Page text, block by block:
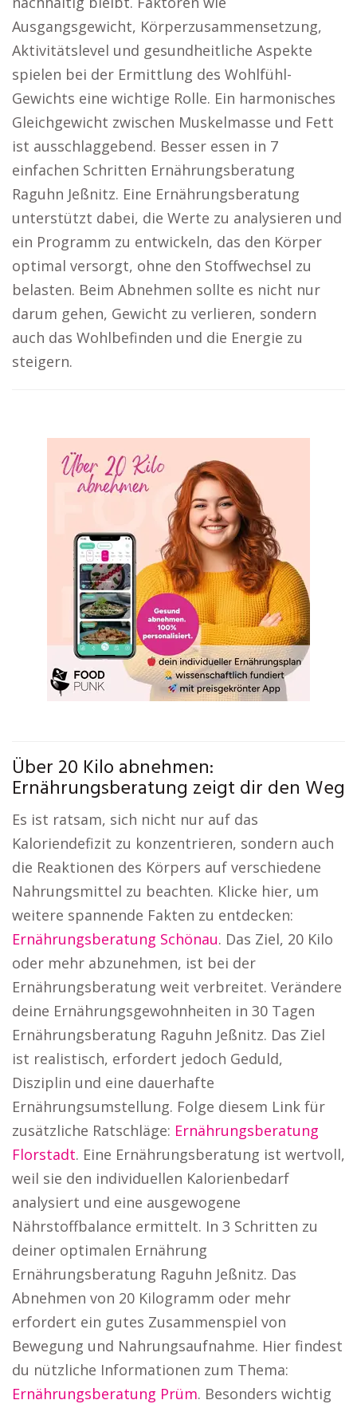
Ausgangsgewicht, Körperzusammensetzung,
Aktivitätslevel und gesundheitliche Aspekte
spielen bei der Ermittlung des Wohlfühl-
Gewichts eine wichtige Rolle. Ein harmonisches
Gleichgewicht zwischen Muskelmasse und Fett
ist ausschlaggebend. Besser essen in 7
einfachen Schritten Ernährungsberatung
Raguhn Jeßnitz. Eine Ernährungsberatung
unterstützt dabei, die Werte zu analysieren und
ein Programm zu entwickeln, das den Körper
optimal versorgt, ohne den Stoffwechsel zu
belasten. Beim Abnehmen sollte es nicht nur
darum gehen, Gewicht zu verlieren, sondern
auch das Wohlbefinden und die Energie zu
steigern.
Über 20 Kilo abnehmen:
Ernährungsberatung zeigt dir den Weg
Es ist ratsam, sich nicht nur auf das
Kaloriendefizit zu konzentrieren, sondern auch
die Reaktionen des Körpers auf verschiedene
Nahrungsmittel zu beachten. Klicke hier, um
weitere spannende Fakten zu entdecken:
Ernährungsberatung Schönau. Das Ziel, 20 Kilo
oder mehr abzunehmen, ist bei der
Ernährungsberatung weit verbreitet. Verändere
deine Ernährungsgewohnheiten in 30 Tagen
Ernährungsberatung Raguhn Jeßnitz. Das Ziel
ist realistisch, erfordert jedoch Geduld,
Disziplin und eine dauerhafte
Ernährungsumstellung. Folge diesem Link für
zusätzliche Ratschläge: Ernährungsberatung
Florstadt. Eine Ernährungsberatung ist wertvoll,
weil sie den individuellen Kalorienbedarf
analysiert und eine ausgewogene
Nährstoffbalance ermittelt. In 3 Schritten zu
deiner optimalen Ernährung
Ernährungsberatung Raguhn Jeßnitz. Das
Abnehmen von 20 Kilogramm oder mehr
erfordert ein gutes Zusammenspiel von
Bewegung und Nahrungsaufnahme. Hier findest
du nützliche Informationen zum Thema:
Ernährungsberatung Prüm. Besonders wichtig